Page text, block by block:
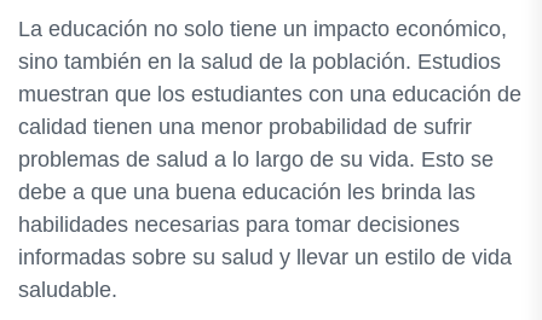
La educación no solo tiene un impacto económico,
sino también en la salud de la población. Estudios
muestran que los estudiantes con una educación de
calidad tienen una menor probabilidad de sufrir
problemas de salud a lo largo de su vida. Esto se
debe a que una buena educación les brinda las
habilidades necesarias para tomar decisiones
informadas sobre su salud y llevar un estilo de vida
saludable.